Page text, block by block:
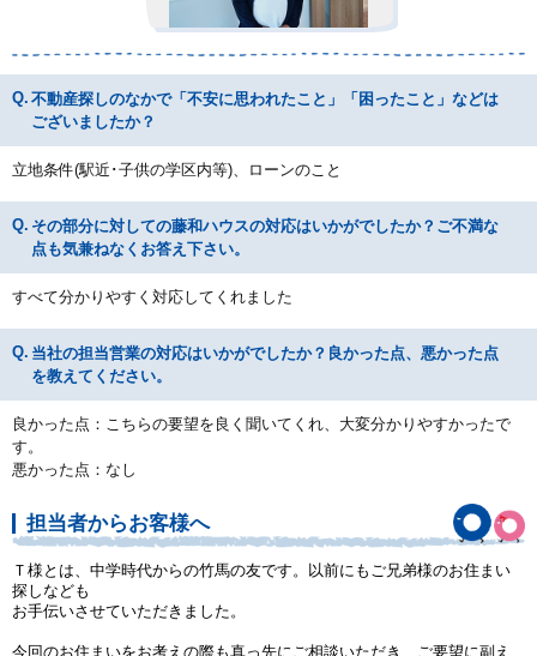
不動産探しのなかで「不安に思われたこと」「困ったこと」などは
ございましたか？
立地条件(駅近･子供の学区内等)、ローンのこと
その部分に対しての藤和ハウスの対応はいかがでしたか？ご不満な
点も気兼ねなくお答え下さい。
すべて分かりやすく対応してくれました
当社の担当営業の対応はいかがでしたか？良かった点、悪かった点
を教えてください。
良かった点：こちらの要望を良く聞いてくれ、大変分かりやすかったで
す。
悪かった点：なし
担当者からお客様へ
Ｔ様とは、中学時代からの竹馬の友です。以前にもご兄弟様のお住まい
探しなども
お手伝いさせていただきました。
今回のお住まいをお考えの際も真っ先にご相談いただき、ご要望に副え